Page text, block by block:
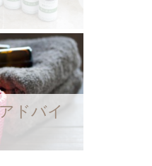
ドバイ